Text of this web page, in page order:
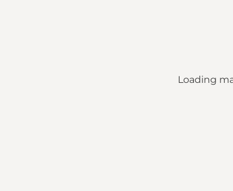
Loading